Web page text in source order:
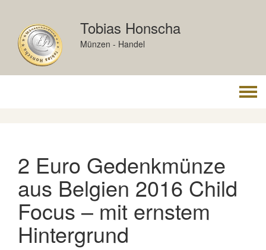
content
Tobias Honscha
Münzen - Handel
2 Euro Gedenkmünze
aus Belgien 2016 Child
Focus – mit ernstem
Hintergrund